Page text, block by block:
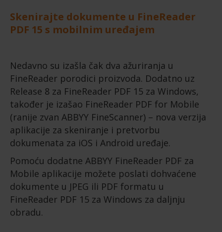
Skenirajte dokumente u FineReader
PDF 15 s mobilnim uređajem
Nedavno su izašla čak dva ažuriranja u
FineReader porodici proizvoda. Dodatno uz
Release 8 za FineReader PDF 15 za Windows,
također je izašao FineReader PDF for Mobile
(ranije zvan ABBYY FineScanner) – nova verzija
aplikacije za skeniranje i pretvorbu
dokumenata za iOS i Android uređaje.
Pomoću dodatne ABBYY FineReader PDF za
Mobile aplikacije možete poslati dohvaćene
dokumente u JPEG ili PDF formatu u
FineReader PDF 15 za Windows za daljnju
obradu.